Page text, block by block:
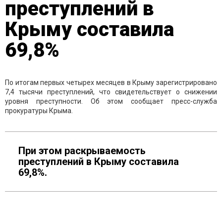
преступлений в
Крыму составила
69,8%
По итогам первых четырех месяцев в Крыму зарегистрировано
7,4 тысячи преступлений, что свидетельствует о снижении
уровня преступности. Об этом сообщает пресс-служба
прокуратуры Крыма.
При этом раскрываемость
преступлений в Крыму составила
69,8%.